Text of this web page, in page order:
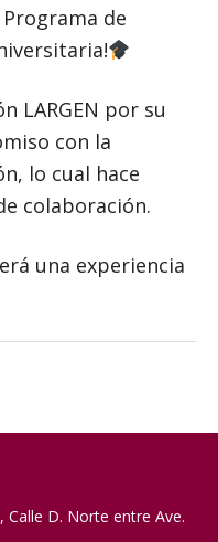
de
LARGEN por su
con la
lo cual hace
colaboración.
una experiencia
Calle D. Norte entre Ave.